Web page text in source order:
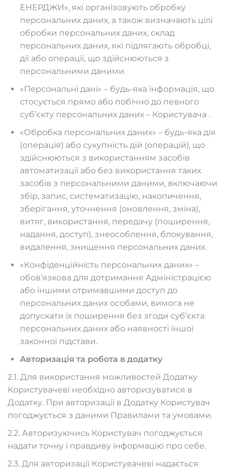
ЕНЕРДЖИ», які організовують обробку
персональних даних, а також визначають цілі
обробки персональних даних, склад
персональних даних, які підлягають обробці,
дії або операції, що здійснюються з
персональними даними.
«Персональні дані» – будь-яка інформація, що
стосується прямо або побічно до певного
суб’єкту персональних даних – Користувача .
«Обробка персональних даних» – будь-яка дія
(операція) або сукупність дій (операцій), що
здійснюються з використанням засобів
автоматизації або без використання таких
засобів з персональними даними, включаючи
збір, запис, систематизацію, накопичення,
зберігання, уточнення (оновлення, зміна),
витяг, використання, передачу (поширення,
надання, доступ), знеособлення, блокування,
видалення, знищення персональних даних.
«Конфіденційність персональних даних» –
обов’язкова для дотримання Адміністрацією
або іншими отримавшими доступ до
персональних даних особами, вимога не
допускати їх поширення без згоди суб’єкта
персональних даних або наявності іншої
законної підстави.
Авторизація та робота в додатку
2.1. Для використання можливостей Додатку
Користувачеві необхідно авторизуватися в
Додатку. При авторизації в Додатку Користувач
погоджується з даними Правилами та умовами.
2.2. Авторизуючись Користувач погоджується
надати точну і правдиву інформацію про себе.
2.3. Для авторизації Користувачеві надається